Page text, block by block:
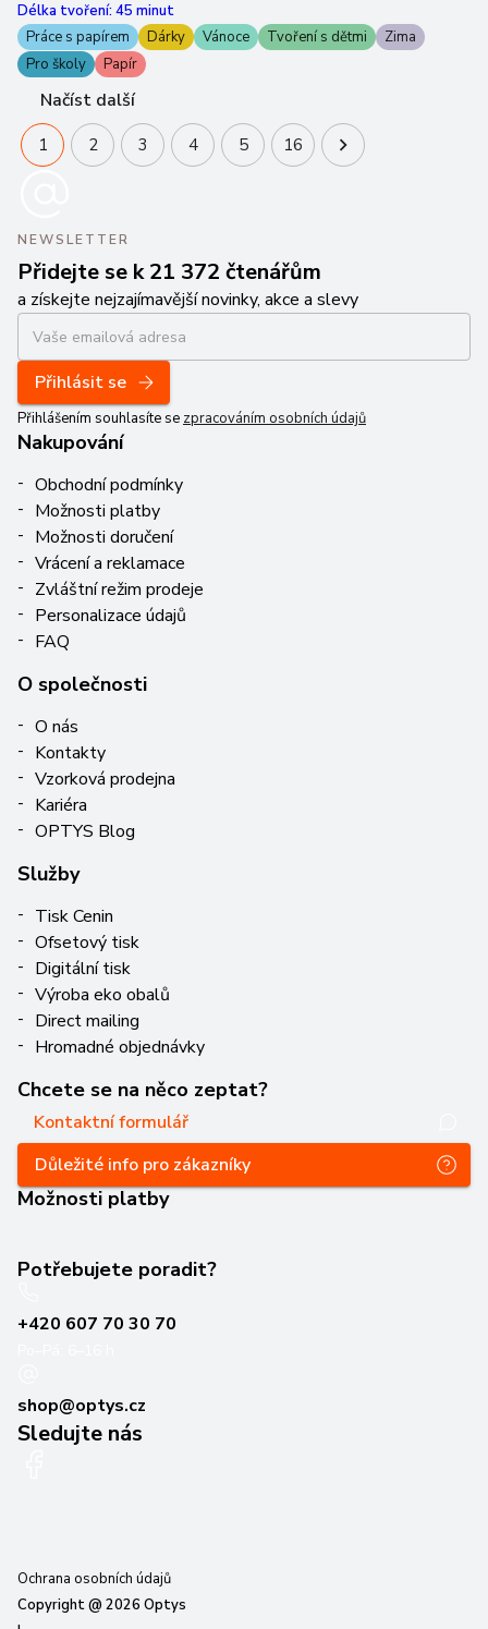
Délka tvoření: 45 minut
Práce s papírem
Dárky Vánoce Tvoření s dětmi
Zima
Pro školy
Papír
Načíst další
1 2 3 4 5 16
NEWSLETTER
Přidejte se k 21 372 čtenářům
a získejte nejzajímavější novinky, akce a slevy
Přihlásit se
Přihlášením souhlasíte se zpracováním osobních údajů
Nakupování
Obchodní podmínky
Možnosti platby
Možnosti doručení
Vrácení a reklamace
Zvláštní režim prodeje
Personalizace údajů
FAQ
O společnosti
O nás
Kontakty
Vzorková prodejna
Kariéra
OPTYS Blog
Služby
Tisk Cenin
Ofsetový tisk
Digitální tisk
Výroba eko obalů
Direct mailing
Hromadné objednávky
Chcete se na něco zeptat?
Kontaktní formulář
Důležité info pro zákazníky
Možnosti platby
Potřebujete poradit?
+420 607 70 30 70
shop@optys.cz
Sledujte nás
Ochrana osobních údajů
Copyright @ 2026 Optys